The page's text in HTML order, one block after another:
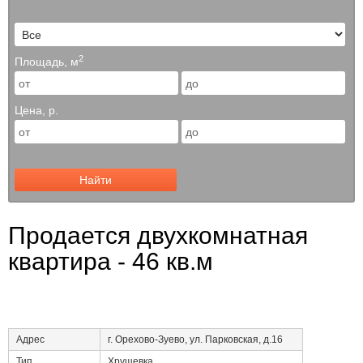
Площадь, м2
Цена, р.
Найти
Продается двухкомнатная
квартира - 46 кв.м
Адрес
г. Орехово-Зуево, ул. Парковская, д.16